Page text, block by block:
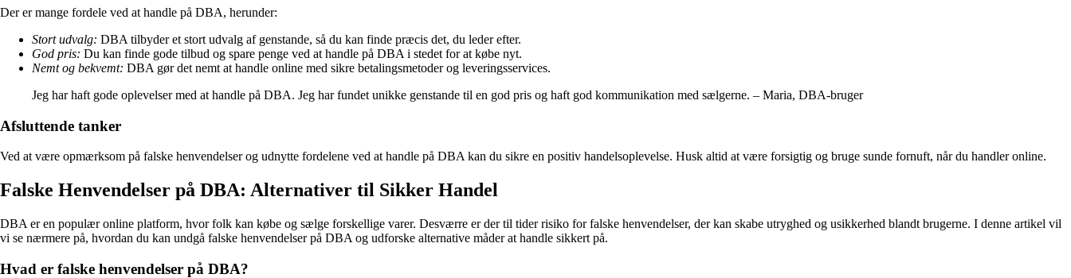
Der er mange fordele ved at handle på DBA, herunder:
Stort udvalg: DBA tilbyder et stort udvalg af genstande, så du kan finde præcis det, du leder efter.
God pris: Du kan finde gode tilbud og spare penge ved at handle på DBA i stedet for at købe nyt.
Nemt og bekvemt: DBA gør det nemt at handle online med sikre betalingsmetoder og leveringsservices.
Jeg har haft gode oplevelser med at handle på DBA. Jeg har fundet unikke genstande til en god pris og haft god kommunikation med sælgerne. – Maria, DBA-bruger
Afsluttende tanker
Ved at være opmærksom på falske henvendelser og udnytte fordelene ved at handle på DBA kan du sikre en positiv handelsoplevelse. Husk altid at være forsigtig og bruge sunde fornuft, når du handler online.
Falske Henvendelser på DBA: Alternativer til Sikker Handel
DBA er en populær online platform, hvor folk kan købe og sælge forskellige varer. Desværre er der til tider risiko for falske henvendelser, der kan skabe utryghed og usikkerhed blandt brugerne. I denne artikel vil
vi se nærmere på, hvordan du kan undgå falske henvendelser på DBA og udforske alternative måder at handle sikkert på.
Hvad er falske henvendelser på DBA?